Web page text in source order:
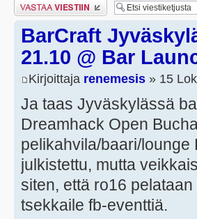
Lähetä vastaus
BarCraft
21.10 @ Bar
Kirjoittaja renemesis » 15
Ja taas Jyväskylässä
Dreamhack Open
pelikahvila/baari/lounge
julkistettu, mutta
siten, että ro16
tsekkaile fb-eventtiä.